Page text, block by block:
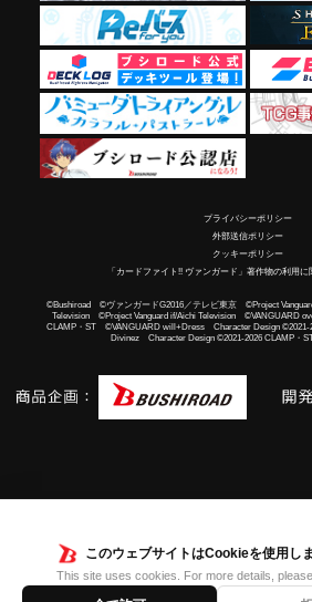
このウェブサイトはCookieを使用し
This site uses cookies. For more details,
プライバシーポリシー
外部送信ポリシー
クッキーポリシー
「カードファイト!! ヴァンガード」著作物の利用
©Bushiroad ©ヴァンガードG2016／テレビ東京 ©Project
Television ©Project Vanguard if/Aichi Television ©VANGUARD
CLAMP・ST ©VANGUARD will+Dress Character Design
Divinez Character Design ©2021-2026 CLAMP・